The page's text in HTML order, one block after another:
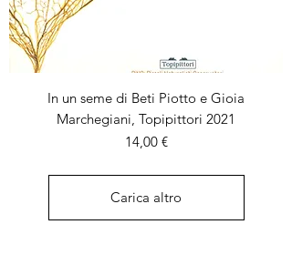
In un seme di Beti Piotto e Gioia
Marchegiani, Topipittori 2021
Prezzo
14,00 €
Carica altro